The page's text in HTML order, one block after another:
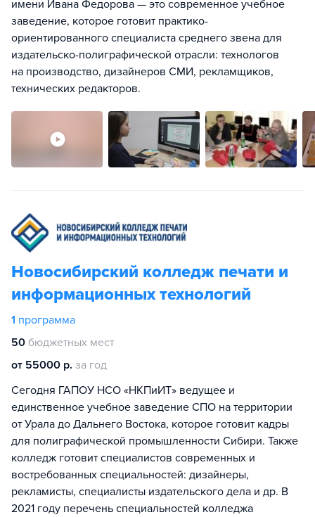
имени Ивана Федорова — это современное учебное
заведение, которое готовит практико-
ориентированного специалиста среднего звена для
издательско-полиграфической отрасли: технологов
на производство, дизайнеров СМИ, рекламщиков,
технических редакторов.
Новосибирский колледж печати и
информационных технологий
1 программа
50 бюджетных мест
от 55000 р. за год
Сегодня ГАПОУ НСО «НКПиИТ» ведущее и
единственное учебное заведение СПО на территории
от Урала до Дальнего Востока, которое готовит кадры
для полиграфической промышленности Сибири. Также
колледж готовит специалистов современных и
востребованных специальностей: дизайнеры,
рекламисты, специалисты издательского дела и др. В
2021 году перечень специальностей колледжа